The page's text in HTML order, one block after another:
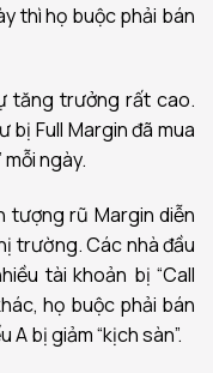
thì họ buộc phải bán
tăng trưởng rất cao.
bị Full Margin đã mua
ngày.
tượng rũ Margin diễn
trường. Các nhà đầu
tài khoản bị “Call
họ buộc phải bán
bị giảm “kịch sàn”.